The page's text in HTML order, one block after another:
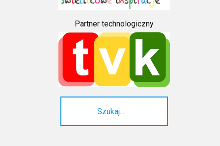
Partner technologiczny